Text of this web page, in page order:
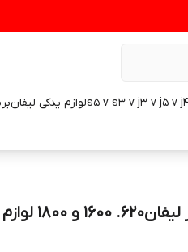
لوازم یدکی لیفان
منبع انبساط اب رادیاتور